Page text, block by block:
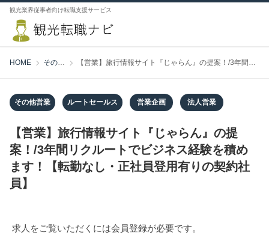
観光業界従事者向け転職支援サービス
HOME その他営業 【営業】旅行情報サイト『じゃらん』の提案！/3年間リクルートでビジネス経験を積めます！【転勤なし・正社員登用有りの契約社員】
その他営業 ルートセールス 営業企画 法人営業
【営業】旅行情報サイト『じゃらん』の提
案！/3年間リクルートでビジネス経験を積め
ます！【転勤なし・正社員登用有りの契約社
員】
求人をご覧いただくには会員登録が必要です。